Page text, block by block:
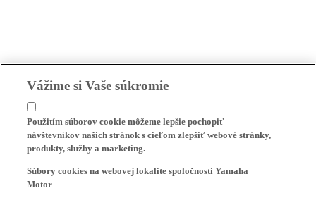
Vážime si Vaše súkromie
Použitím súborov cookie môžeme lepšie pochopiť
návštevníkov našich stránok s cieľom zlepšiť webové stránky,
produkty, služby a marketing.
Súbory cookies na webovej lokalite spoločnosti Yamaha
Motor